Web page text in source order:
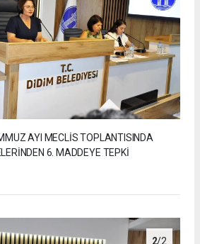
AYI MECLİS TOPLANTISINDA
6. MADDEYE TEPKİ
2/2